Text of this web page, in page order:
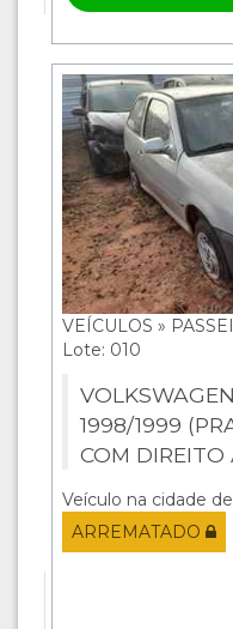
VEÍCULOS »
Lote: 010
1998/1999
COM
Veículo na cidade de
ARREMATADO